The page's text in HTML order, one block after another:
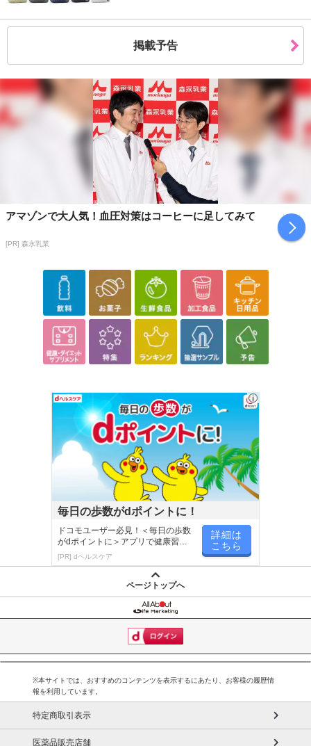
・バーベキューやホームパーティー、ご夕飯のおかずにも、ぜひ本
・原産国（最終加工地）：
原料原産地：牛タン（アイルランド、イギリス 、オランダ、その
他 ）※原料原産地は変更になる可能性があります。
最終加工地：日本
・原材料/材質/素材：牛たん、食塩／調味料（アミノ酸等）、（一
部に牛肉を含む）
・アレルギー表示：牛肉
・お召し上がり方：解凍後フライパン等で焼いてお召し上がりくだ
さい。
・注意事項：【保存方法】-15度以下
注意事項
【賞味・消費期限のある商品について】
商品到着時点でのお日持ち期間は、配送日数などにより異なります
のでご了承ください。
※お申込み後のキャンセルはお受けできません。
記載されている内容を必ずご確認いただき、お届けする商品セット
にご納得いただきましたうえでお申し込みください。
※パッケージ変更や商品リニューアル（成分など含む）等により、
参考の掲載画像や画像内のバーコードなど、お届け商品と多少異な
る場合がございます。
また、[新たな加工食品の原料原産地表示制度]の経過措置期間の終
了により、商品詳細内に記載の原産国・原材料の表記が旧表記の場
合がございます。
あらかじめご了承いただいた上でお申込みください。なお、本理由
によるお申込み後のキャンセル・返品交換は対応いたしかねます。
※お支払い方法は、電話料金合算払い、クレジットカード払い、dポ
イントがご利用いただけます。
【発送・お届け・商品について】
ます。
※お客様のご都合でお受取りいただけない場合、商品の再発送や返
金はいたしかねます。
また、お届け日時のご指定は、お受けできません。宅配業者からの
掲載予告
アマゾンで大人気！血圧対策はコーヒーに足してみて
[PR] 森永乳業
毎日の歩数がdポイントに！
ドコモユーザー必見！＜毎日の歩数
がdポイントに＞アプリで健康習慣
が楽しく続く
[PR] dヘルスケア
詳細は
こちら
ページトップへ
※本サイトでは、おすすめのコンテンツを表示するにあたり、お客様の履歴情
報を利用しています。
特定商取引表示
医薬品販売店舗